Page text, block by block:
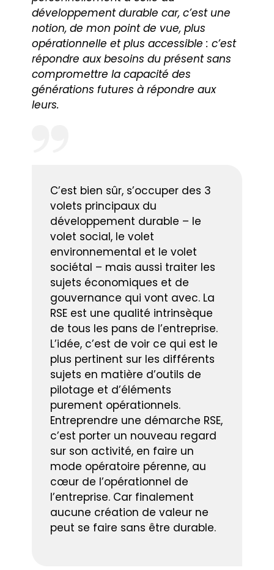
développement durable car, c’est une
notion, de mon point de vue, plus
opérationnelle et plus accessible : c’est
répondre aux besoins du présent sans
compromettre la capacité des
générations futures à répondre aux
leurs.
C’est bien sûr, s’occuper des 3
volets principaux du
développement durable – le
volet social, le volet
environnemental et le volet
sociétal – mais aussi traiter les
sujets économiques et de
gouvernance qui vont avec. La
RSE est une qualité intrinsèque
de tous les pans de l’entreprise.
L’idée, c’est de voir ce qui est le
plus pertinent sur les différents
sujets en matière d’outils de
pilotage et d’éléments
purement opérationnels.
Entreprendre une démarche RSE,
c’est porter un nouveau regard
sur son activité, en faire un
mode opératoire pérenne, au
cœur de l’opérationnel de
l’entreprise. Car finalement
aucune création de valeur ne
peut se faire sans être durable.